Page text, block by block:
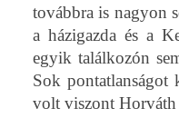
továbbra is nagyon
a házigazda és a
egyik találkozón
Sok
volt viszont Horváth